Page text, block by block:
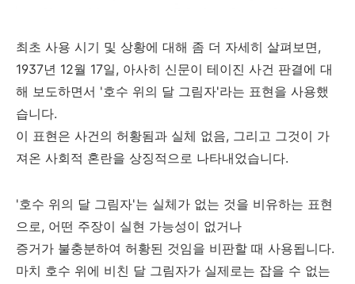
최초 사용 시기 및 상황에 대해 좀 더 자세히 살펴보면,
1937년 12월 17일, 아사히 신문이 테이진 사건 판결에 대
해 보도하면서 '호수 위의 달 그림자'라는 표현을 사용했
습니다.
이 표현은 사건의 허황됨과 실체 없음, 그리고 그것이 가
져온 사회적 혼란을 상징적으로 나타내었습니다.
'호수 위의 달 그림자'는 실체가 없는 것을 비유하는 표현
으로, 어떤 주장이 실현 가능성이 없거나
증거가 불충분하여 허황된 것임을 비판할 때 사용됩니다.
마치 호수 위에 비친 달 그림자가 실제로는 잡을 수 없는